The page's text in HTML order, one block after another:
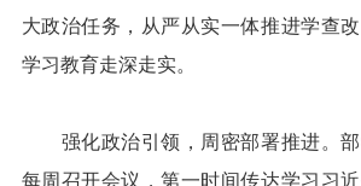
大政治任务，从严从实一体推进学查
学习教育走深走实。
强化政治引领，周密部署推进。部
每周召开会议，第一时间传达学习习